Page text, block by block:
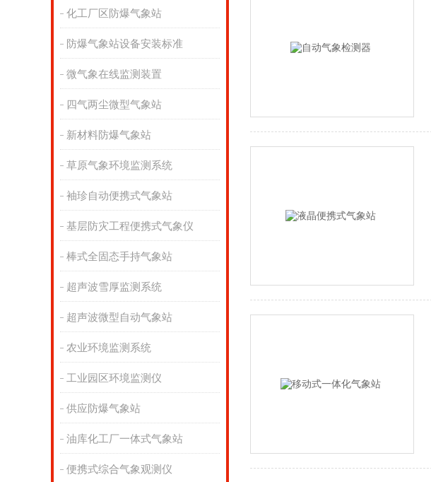
化工厂区防爆气象站
防爆气象站设备安装标准
微气象在线监测装置
四气两尘微型气象站
新材料防爆气象站
草原气象环境监测系统
袖珍自动便携式气象站
基层防灾工程便携式气象仪
棒式全固态手持气象站
超声波雪厚监测系统
超声波微型自动气象站
农业环境监测系统
工业园区环境监测仪
供应防爆气象站
油库化工厂一体式气象站
便携式综合气象观测仪